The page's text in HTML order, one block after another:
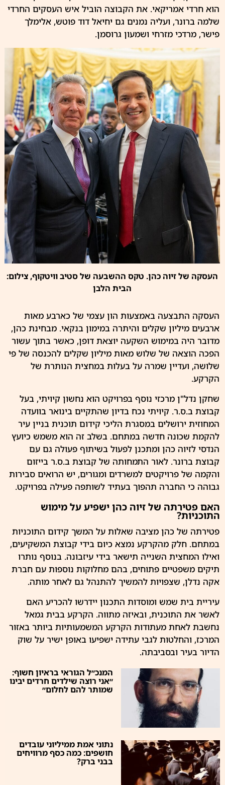
הוא חרדי אמריקאי. את הקבוצה הוביל איש העסקים החרדי
שלמה ברונר, ועליה נמנים גם יחיאל דוד פוטש, אלימלך
פישר, מרדכי מזרחי ושמעון גרוסמן.
העסקה של זיוה כהן. טקס ההשבעה של סטיב וויטקוף, צילום:
הבית הלבן
העסקה התבצעה באמצעות הון עצמי של כארבע מאות
ארבעים מיליון שקלים והיתרה במימון בנקאי. מבחינת כהן,
מדובר היה במימוש השקעה יוצאת דופן, כאשר בתוך עשור
הפכה הוצאה של שלוש מאות מיליון שקלים להכנסה של פי
שלושה, ועדיין שמרה על בעלות במחצית הנותרת של
הקרקע.
שחקן נדל"ן מרכזי נוסף בפרויקט הוא נחשון קיויתי, בעל
קבוצת ב.ס.ר. קיויתי נכח בדיון שהתקיים בינואר בוועדה
המחוזית ירושלים במסגרת הליכי קידום תוכנית בניין עיר
להקמת שכונה חדשה במתחם. בשלב זה הוא משמש כיועץ
הנדסי לזיוה כהן ומתכנן לפעול בשיתוף פעולה גם עם
קבוצת ברונר. לאור התמחותה של קבוצת ב.ס.ר בייזום
והקמה של פרויקטים למשרדים ומגורים, יש הרואים סבירות
גבוהה כי החברה תהפוך בעתיד לשותפה פעילה בפרויקט.
האם פטירתה של זיוה כהן ישפיע על מימוש
התוכניות?
פטירתה של כהן מציבה שאלות על המשך קידום התוכניות
במתחם. חלק מהקרקע נמצא כיום בידי קבוצת המשקיעים,
ואילו המחצית השנייה תישאר בידי עיזבונה. בנוסף נותרו
תיקים משפטיים פתוחים, בהם מחלוקות נוספות עם חברת
אקה נדלן, שצפויות להמשיך להתנהל גם לאחר מותה.
עיריית בית שמש ומוסדות התכנון יידרשו להכריע האם
לאשר את התוכנית, ובאיזה מתווה. הקרקע בבית גמאל
נחשבת לאחת מעתודות הקרקע המשמעותיות ביותר באזור
המרכז, והחלטות לגבי עתידה ישפיעו באופן ישיר על שוק
הדיור בעיר ובסביבתה.
המנכ״ל הגוראי בראיון חשוף:
״אני רוצה שילדים חרדים יבינו
שמותר להם לחלום״
נתוני אמת ממיליוני עובדים
חושפים: כמה כסף מרוויחים
בבני ברק?